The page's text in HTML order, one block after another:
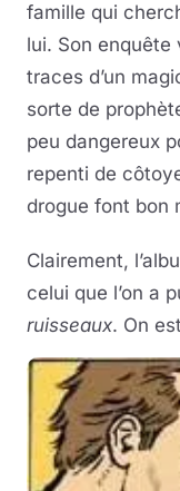
famille qui
lui. Son enquête
traces d’un
sorte de
peu dangereux
repenti de
drogue font bon
Clairement,
celui que l’on a
ruisseaux. On